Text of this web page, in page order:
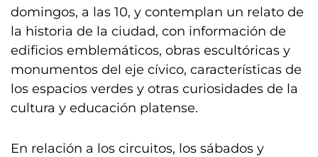
domingos, a las 10, y contemplan un relato de
la historia de la ciudad, con información de
edificios emblemáticos, obras escultóricas y
monumentos del eje cívico, características de
los espacios verdes y otras curiosidades de la
cultura y educación platense.
En relación a los circuitos, los sábados y